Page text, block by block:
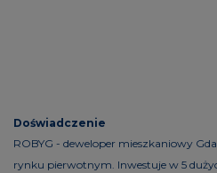
Doświadczenie
ROBYG - deweloper mieszkaniowy
rynku pierwotnym. Inwestuje w 5